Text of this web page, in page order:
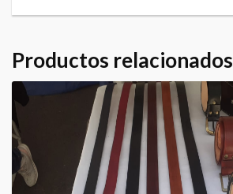
Productos relacionados